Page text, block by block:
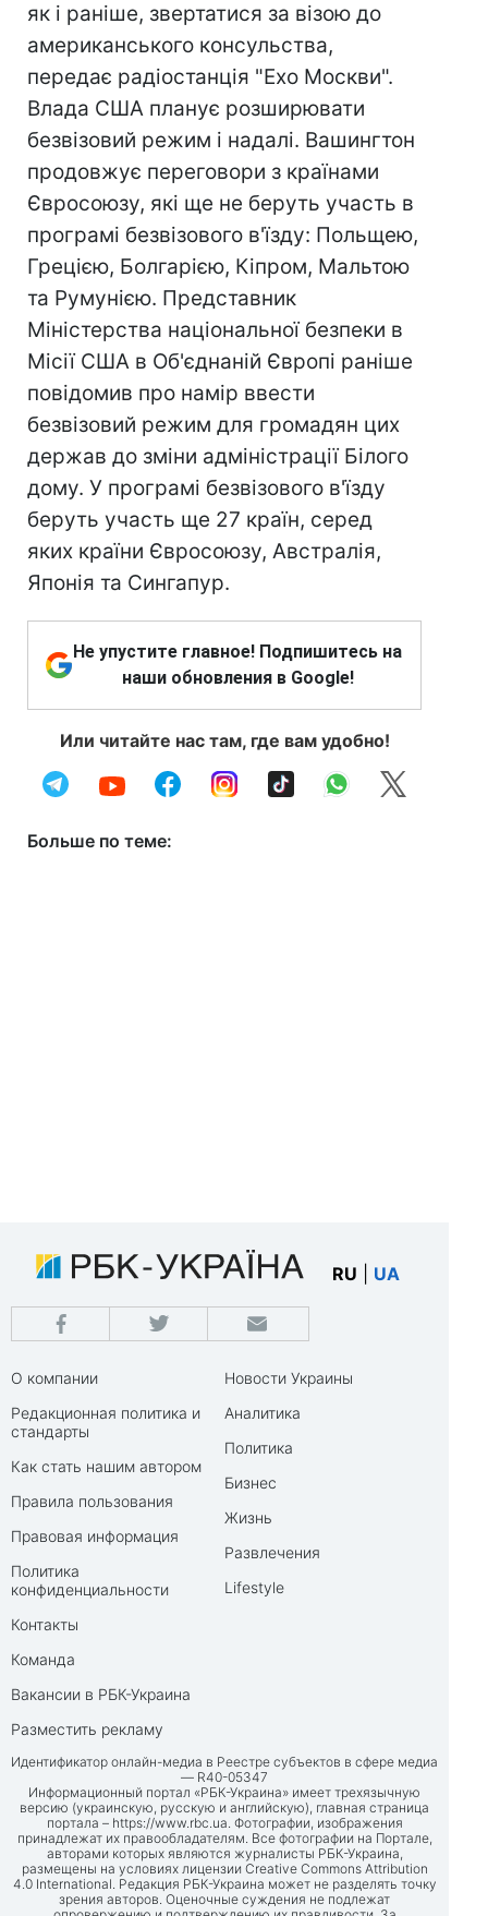
як і раніше, звертатися за візою до
американського консульства,
передає радіостанція "Ехо Москви".
Влада США планує розширювати
безвізовий режим і надалі. Вашингтон
продовжує переговори з країнами
Євросоюзу, які ще не беруть участь в
програмі безвізового в'їзду: Польщею,
Грецією, Болгарією, Кіпром, Мальтою
та Румунією. Представник
Міністерства національної безпеки в
Місії США в Об'єднаній Європі раніше
повідомив про намір ввести
безвізовий режим для громадян цих
держав до зміни адміністрації Білого
дому. У програмі безвізового в'їзду
беруть участь ще 27 країн, серед
яких країни Євросоюзу, Австралія,
Японія та Сингапур.
Не упустите главное! Подпишитесь на
наши обновления в Google!
Или читайте нас там, где вам удобно!
Больше по теме:
RU UA
О компании
Редакционная политика и
стандарты
Как стать нашим автором
Правила пользования
Правовая информация
Политика
конфиденциальности
Контакты
Команда
Вакансии в РБК-Украина
Разместить рекламу
Новости Украины
Аналитика
Политика
Бизнес
Жизнь
Развлечения
Lifestyle
Идентификатор онлайн-медиа в Реестре субъектов в сфере медиа
— R40-05347
Информационный портал «РБК-Украина» имеет трехязычную
версию (украинскую, русскую и английскую), главная страница
портала – https://www.rbc.ua. Фотографии, изображения
принадлежат их правообладателям. Все фотографии на Портале,
авторами которых являются журналисты РБК-Украина,
размещены на условиях лицензии Creative Commons Attribution
4.0 International. Редакция РБК-Украина может не разделять точку
зрения авторов. Оценочные суждения не подлежат